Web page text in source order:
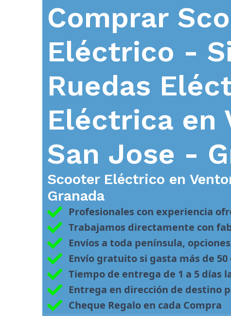
Comprar
Eléctrico -
Ruedas
Eléctrica en
San Jose -
Scooter Eléctrico en
Granada
Profesionales con experiencia
Trabajamos directamente con
Envíos a toda península,
Envío gratuito si gasta más de 50
Tiempo de entrega de 1 a 5 días
Entrega en dirección de destino
Cheque Regalo en cada Compra